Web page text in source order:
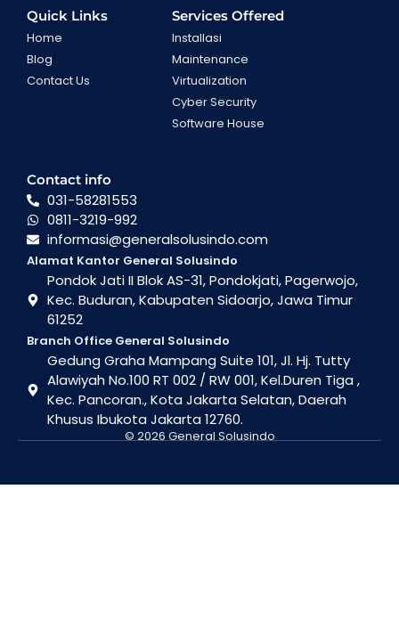
Quick Links
Home
Blog
Contact Us
Services Offered
Installasi
Maintenance
Virtualization
Cyber Security
Software House
Contact info
031-58281553
0811-3219-992
informasi@generalsolusindo.com
Alamat Kantor General Solusindo
Pondok Jati II Blok AS-31, Pondokjati, Pagerwojo,
Kec. Buduran, Kabupaten Sidoarjo, Jawa Timur
61252
Branch Office General Solusindo
Gedung Graha Mampang Suite 101, Jl. Hj. Tutty
Alawiyah No.100 RT 002 / RW 001, Kel.Duren Tiga ,
Kec. Pancoran., Kota Jakarta Selatan, Daerah
Khusus Ibukota Jakarta 12760.
© 2026 General Solusindo